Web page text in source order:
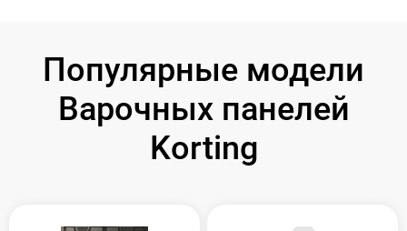
Популярные модели
Варочных панелей
Korting